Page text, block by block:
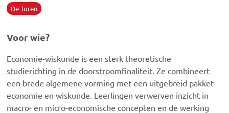
De Toren
Voor wie?
Economie-wiskunde is een sterk theoretische
studierichting in de doorstroomfinaliteit. Ze combineert
een brede algemene vorming met een uitgebreid pakket
economie en wiskunde. Leerlingen verwerven inzicht in
macro- en micro-economische concepten en de werking